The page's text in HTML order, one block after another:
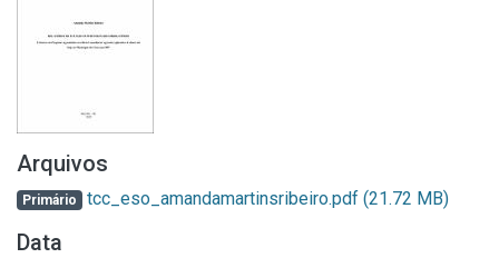
Arquivos
Primário tcc_eso_amandamartinsribeiro.pdf (21.72 MB)
Data